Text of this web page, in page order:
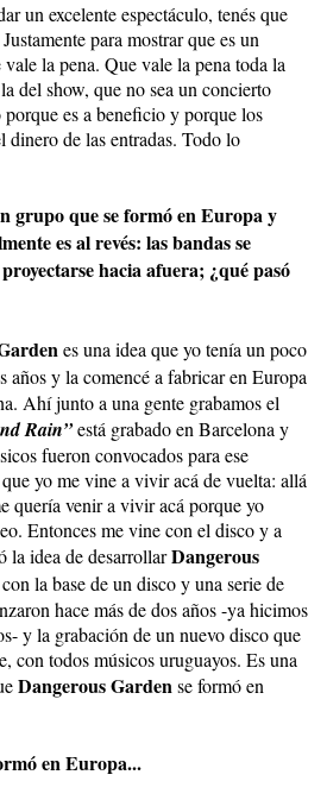
un excelente espectáculo, tenés que
para mostrar que es un
la pena. Que vale la pena toda la
del show, que no sea un concierto
es a beneficio y porque los
dinero de las entradas. Todo lo
grupo que se formó en Europa y
es al revés: las bandas se
hacia afuera; ¿qué pasó
es una idea que yo tenía un poco
años y la comencé a fabricaren Europa
Ahí junto a una gente grabamos el
Rain”está grabado en Barcelona y
fueron convocados para ese
yo me vine a vivir acá de vuelta: allá
quería venir a vivir acá porque yo
Entonces me vine con el disco y a
la idea de desarrollarDangerous
la base de un disco y una serie de
hace más de dos años -ya hicimos
y la grabación de un nuevo disco que
con todos músicos uruguayos. Es una
Dangerous Gardense formó en
en Europa...